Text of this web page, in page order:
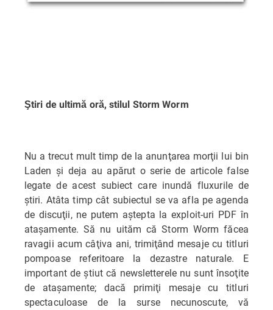
Ştiri de ultimă oră, stilul Storm Worm
Nu a trecut mult timp de la anunţarea morţii lui bin
Laden şi deja au apărut o serie de articole false
legate de acest subiect care inundă fluxurile de
ştiri. Atâta timp cât subiectul se va afla pe agenda
de discuţii, ne putem aştepta la exploit-uri PDF în
ataşamente. Să nu uităm că Storm Worm făcea
ravagii acum câţiva ani, trimiţând mesaje cu titluri
pompoase referitoare la dezastre naturale. E
important de ştiut că newsletterele nu sunt însoţite
de ataşamente; dacă primiţi mesaje cu titluri
spectaculoase de la surse necunoscute, vă